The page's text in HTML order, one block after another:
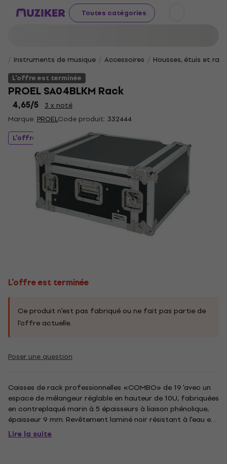
Toutes catégories
Instruments de musique Accessoires
Housses, étuis et
L'offre est terminée
PROEL SA04BLKM Rack
4,65/5
3 x noté
Marque: PROELCode produit: 332444
L'offre est terminée
L'offre est terminée
Ce produit n'est pas fabriqué ou ne fait pas partie de
l'offre actuelle.
Poser une question
Caisses de rack professionnelles «COMBO» de 19 'avec un
espace de mélangeur réglable en hauteur de 10U, fabriquées
en contreplaqué marin à 5 épaisseurs à liaison phénolique,
épaisseur 9 mm. Revêtement laminé noir résistant à l'eau et
aux rayures. Intérieur noir peint. Fourni avec des verrous
papillon encastrés en acier galvanisé, des poignées...
Lire la suite